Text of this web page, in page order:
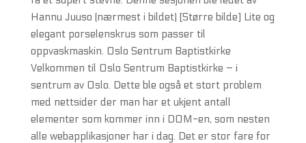
Hannu Juuso (nærmest i bildet) [Større bilde] Lite og
elegant porselenskrus som passer til
oppvaskmaskin. Oslo Sentrum Baptistkirke
Velkommen til Oslo Sentrum Baptistkirke – i
sentrum av Oslo. Dette ble også et stort problem
med nettsider der man har et ukjent antall
elementer som kommer inn i DOM-en, som nesten
alle webapplikasjoner har i dag. Det er stor fare for